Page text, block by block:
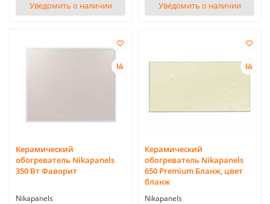
Уведомить о наличии Уведомить о наличии
Керамический
обогреватель Nikapanels
350 Вт Фаворит
Nikapanels
Керамический
обогреватель Nikapanels
650 Premium Бланж, цвет
бланж
Nikapanels